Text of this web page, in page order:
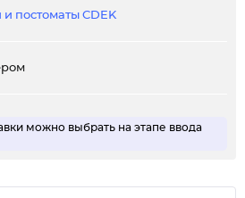
постоматы CDEK
можно выбрать на этапе ввода